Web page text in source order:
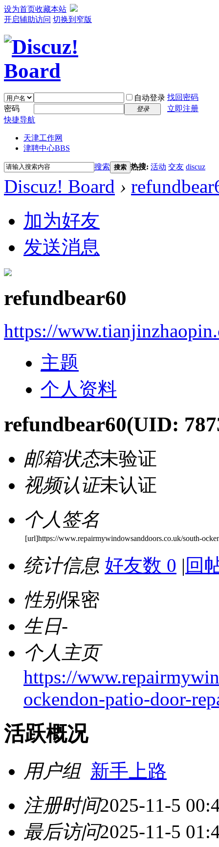
设为首页收藏本站
开启辅助访问 切换到窄版
自动登录 找回密码
密码
登录
立即注册
快捷导航
天津工作网
津聘中心BBS
搜索 搜索 热搜: 活动 交友 discuz
Discuz! Board ›
加为好友
发送消息
refundbear60
https://
主题
个人资料
refundbear60(UID:
邮箱状态未验证
视频认证未认证
个人签名
[url]https://www.repairmywindowsanddoors.co.uk/south-
统计信息 好友数 0 | 回
性别保密
生日-
个人主页
https://
ockendon-patio-door-
活跃概况
用户组 新手上路
注册时间2025-11-5
最后访问2025-11-5